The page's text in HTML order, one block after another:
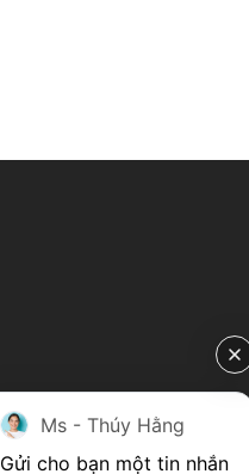
Ms - Thúy Hằng
Gửi cho bạn một tin nhắn